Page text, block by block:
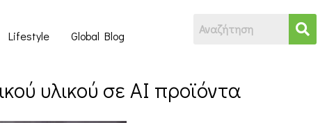
Lifestyle Global Blog
υλικού σε AI προϊόντα